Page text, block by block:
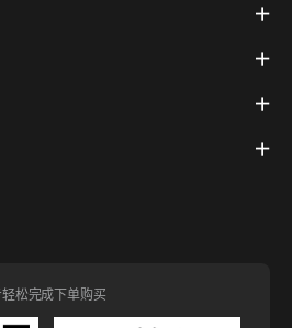
松完成下单购买